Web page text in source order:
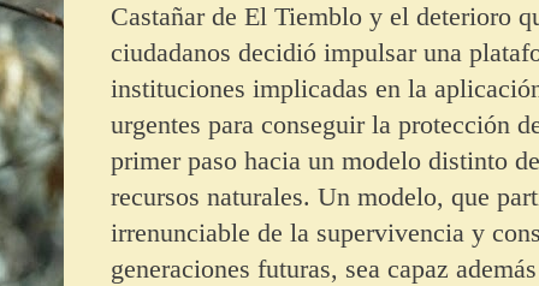
Castañar de El Tiemblo y el deterioro
ciudadanos decidió impulsar una
instituciones implicadas en la
urgentes para conseguir la protección
primer paso hacia un modelo distinto
recursos naturales. Un modelo, que
irrenunciable de la supervivencia y
generaciones futuras, sea capaz